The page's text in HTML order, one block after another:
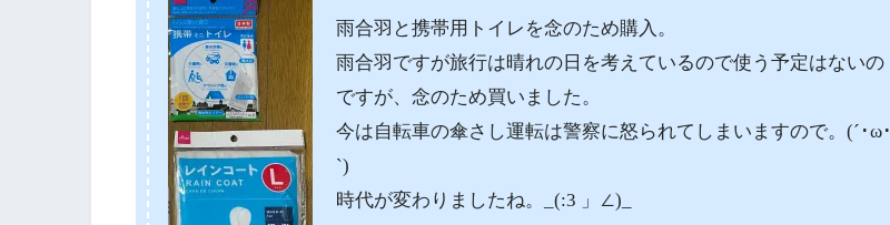
雨合羽と携帯用トイレを念のため購入。
雨合羽ですが旅行は晴れの日を考えているので使う予定はないの
ですが、念のため買いました。
今は自転車の傘さし運転は警察に怒られてしまいますので。(´･ω･
`)
時代が変わりましたね。_(:3 」∠)_